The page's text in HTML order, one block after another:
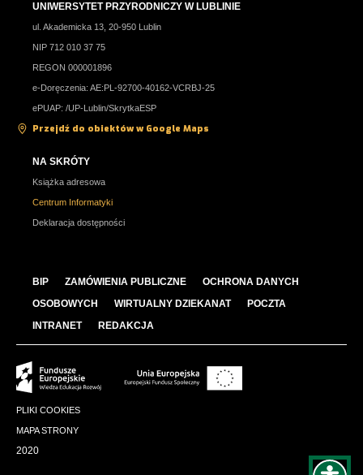
UNIWERSYTET PRZYRODNICZY W LUBLINIE
ul. Akademicka 13, 20-950 Lublin
NIP 712 010 37 75
REGON 000001896
e-Doręczenia: AE:PL-92700-40162-VCRBJ-25
ePUAP: /UP-Lublin/SkrytkaESP
Przejdź do obiektów w Google Maps
NA SKRÓTY
Książka adresowa
Centrum Informatyki
Deklaracja dostępności
BIP ZAMÓWIENIA PUBLICZNE
OCHRONA DANYCH
OSOBOWYCH
WIRTUALNY DZIEKANAT
POCZTA
INTRANET
REDAKCJA
PLIKI COOKIES
MAPA STRONY
2020